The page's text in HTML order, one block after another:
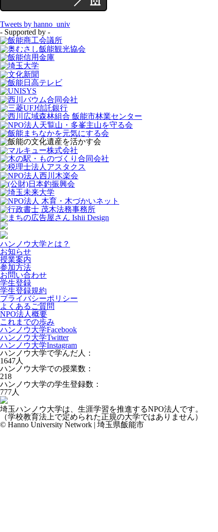
Tweets by hanno_univ
- Supported by -
ハンノウ大学とは？
お知らせ
授業案内
参加方法
お問い合わせ
学生登録
学生登録規約
プライバシーポリシー
よくあるご質問
NPO法人概要
これまでの歩み
ハンノウ大学Facebook
ハンノウ大学Twitter
ハンノウ大学Instagram
ハンノウ大学で学んだ人：
1647人
ハンノウ大学での授業数：
218
ハンノウ大学の学生登録数：
777人
埼玉ハンノウ大学は、生涯学習を推進するNPO法人です。
（学校教育法上で定められた正規の大学ではありません）
© Hanno University Network | 埼玉県飯能市